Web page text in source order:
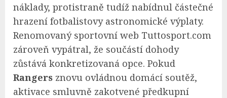
náklady, protistraně tudíž nabídnul částečné
hrazení fotbalistovy astronomické výplaty.
Renomovaný sportovní web Tuttosport.com
zároveň vypátral, že součástí dohody
zůstává konkretizovaná opce. Pokud
Rangers znovu ovládnou domácí soutěž,
aktivace smluvně zakotvené předkupní